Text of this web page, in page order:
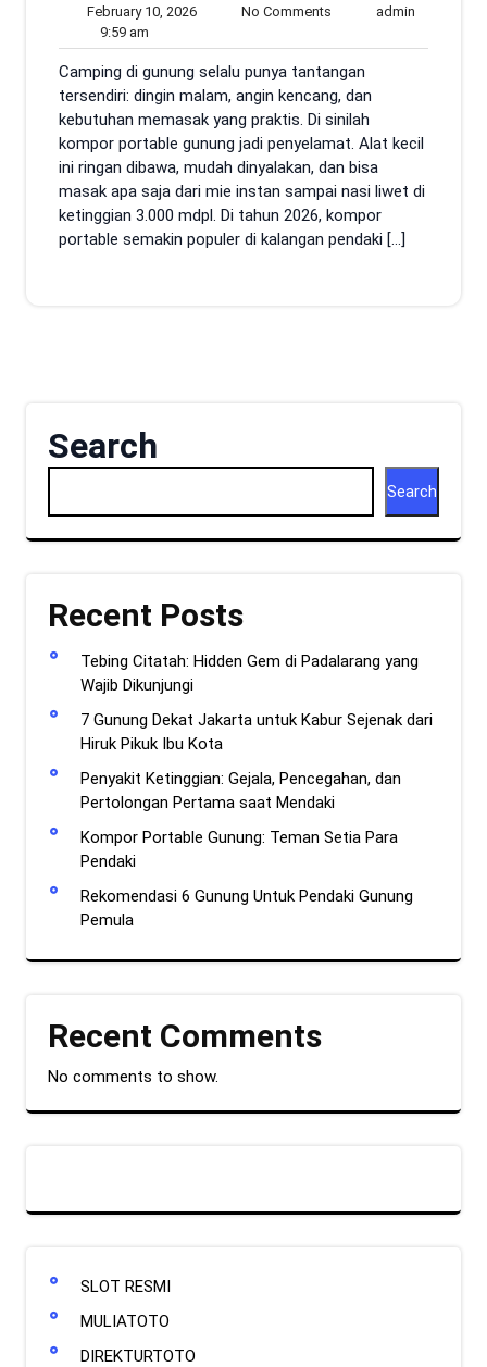
February 10, 2026February
2026
No Comments admin
9:59 am
am
Camping di gunung selalu punya tantangan
tersendiri: dingin malam, angin kencang, dan
kebutuhan memasak yang praktis. Di sinilah
kompor portable gunung jadi penyelamat. Alat kecil
ini ringan dibawa, mudah dinyalakan, dan bisa
masak apa saja dari mie instan sampai nasi liwet di
ketinggian 3.000 mdpl. Di tahun 2026, kompor
portable semakin populer di kalangan pendaki […]
Search
Search
Recent Posts
Tebing Citatah: Hidden Gem di Padalarang yang
Wajib Dikunjungi
7 Gunung Dekat Jakarta untuk Kabur Sejenak dari
Hiruk Pikuk Ibu Kota
Penyakit Ketinggian: Gejala, Pencegahan, dan
Pertolongan Pertama saat Mendaki
Kompor Portable Gunung: Teman Setia Para
Pendaki
Rekomendasi 6 Gunung Untuk Pendaki Gunung
Pemula
Recent Comments
No comments to show.
SLOT RESMI
MULIATOTO
DIREKTURTOTO